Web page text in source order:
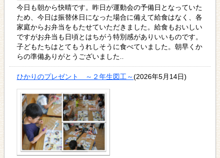
今日も朝から快晴です。昨日が運動会の予備日となっていた
ため、今日は振替休日になった場合に備えて給食はなく、各
家庭からお弁当をもたせていただきました。給食もおいしい
ですがお弁当も日頃とはちがう特別感がありいいものです。
子どもたちはとてもうれしそうに食べていました。朝早くか
らの準備ありがとうございました..
ひかりのプレゼント ～２年生図工～(2026年5月14日)